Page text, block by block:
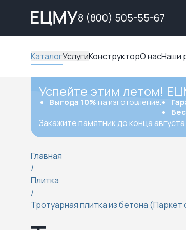
8 (800) 505-55-67
КаталогУслугиКонструкторО насНаши
Успейте этим летом!
Выгода 10% на изготовление.
Закажите памятник до конца августа
Главная
/
Плитка
/
Тротуарная плитка из бетона